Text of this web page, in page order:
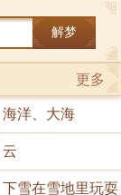
解梦
更多
海洋、大海
云
下雪在雪地里玩耍